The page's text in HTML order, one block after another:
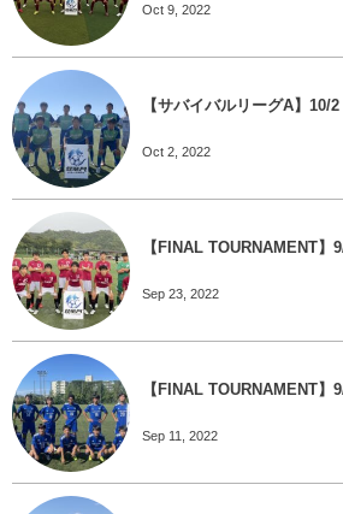
Oct 9, 2022
【サバイバルリーグA】10/
Oct 2, 2022
【FINAL TOURNAMENT
Sep 23, 2022
【FINAL TOURNAMENT
Sep 11, 2022